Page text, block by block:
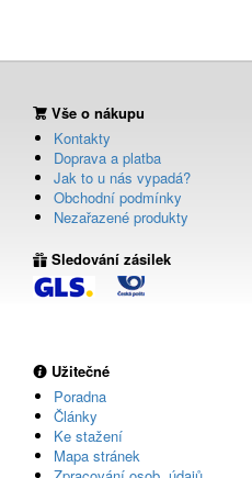
Vše o nákupu
Kontakty
Doprava a platba
Jak to u nás vypadá?
Obchodní podmínky
Nezařazené produkty
Sledování zásilek
Užitečné
Poradna
Články
Ke stažení
Mapa stránek